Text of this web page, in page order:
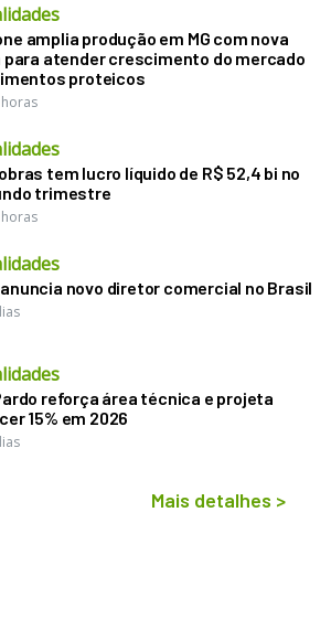
amplia produção em MG com nova
para atender crescimento do mercado
proteicos
tem lucro líquido de R$ 52,4 bi no
trimestre
anuncia novo diretor comercial no Brasil
reforça área técnica e projeta
15% em 2026
Mais detalhes >